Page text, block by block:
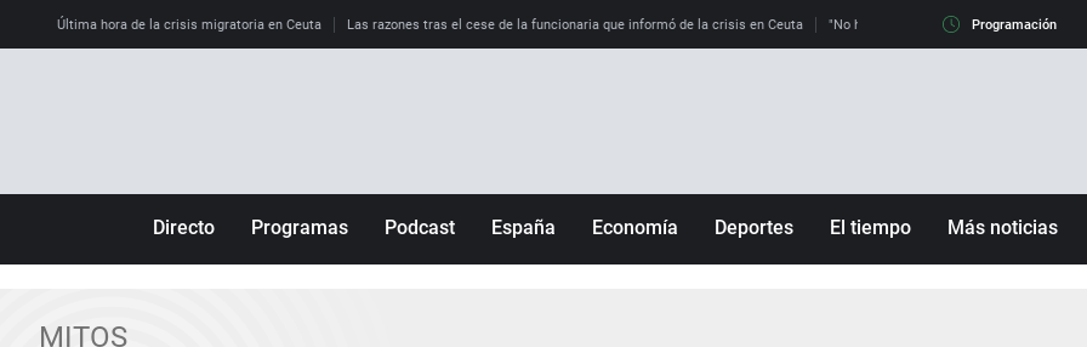
Última hora de la crisis migratoria en Ceuta Las razones tras el cese de la funcionaria que informó de la crisis en Ceuta "No hay mafias, que no nos engañen":
Programación
Directo Programas Podcast España Economía Deportes El tiempo Más noticias
MITOS